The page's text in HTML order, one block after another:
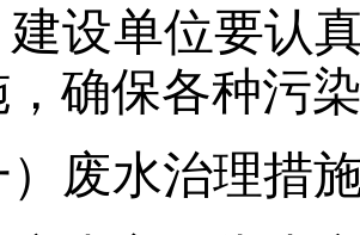
建设单位要认
确保各种污
）废水治理措